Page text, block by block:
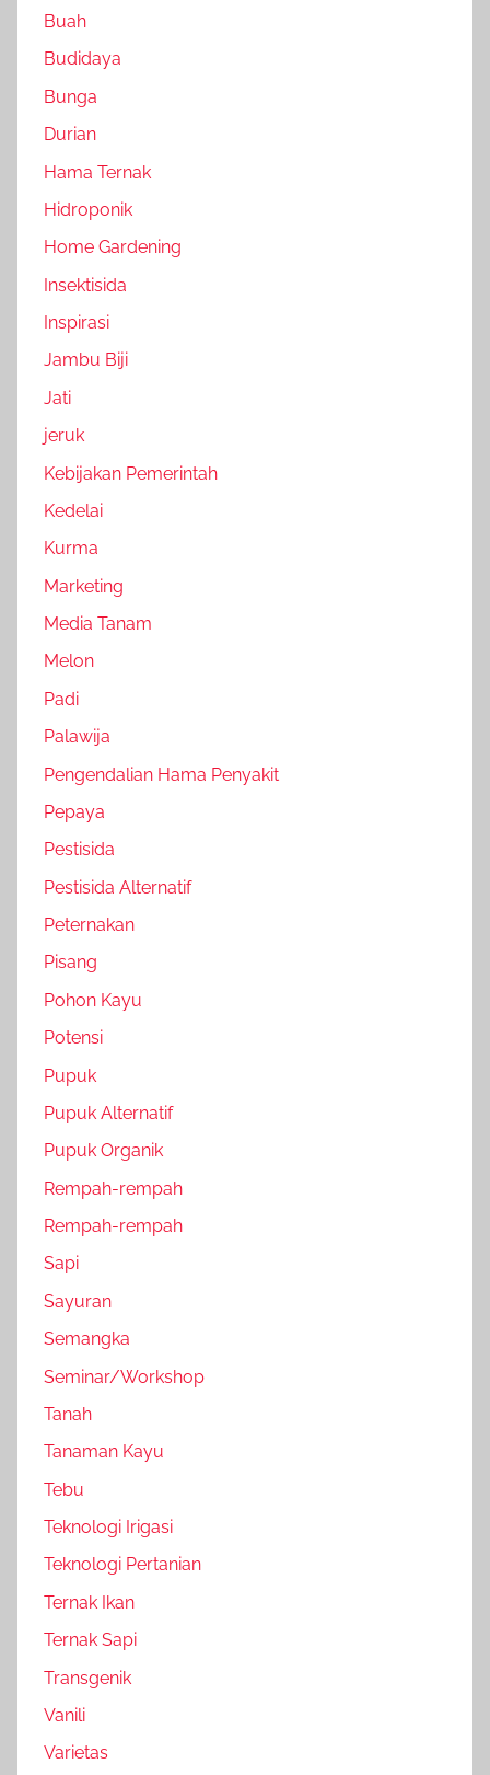
Buah
Budidaya
Bunga
Durian
Hama Ternak
Hidroponik
Home Gardening
Insektisida
Inspirasi
Jambu Biji
Jati
jeruk
Kebijakan Pemerintah
Kedelai
Kurma
Marketing
Media Tanam
Melon
Padi
Palawija
Pengendalian Hama Penyakit
Pepaya
Pestisida
Pestisida Alternatif
Peternakan
Pisang
Pohon Kayu
Potensi
Pupuk
Pupuk Alternatif
Pupuk Organik
Rempah-rempah
Rempah-rempah
Sapi
Sayuran
Semangka
Seminar/Workshop
Tanah
Tanaman Kayu
Tebu
Teknologi Irigasi
Teknologi Pertanian
Ternak Ikan
Ternak Sapi
Transgenik
Vanili
Varietas